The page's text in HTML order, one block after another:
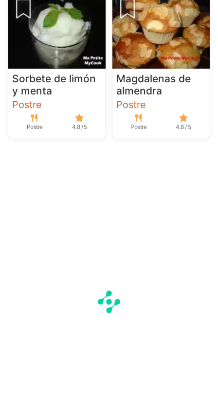
Sorbete de limón
y menta
Postre
Postre 4.8 / 5
Magdalenas de
almendra
Postre
Postre 4.8 / 5